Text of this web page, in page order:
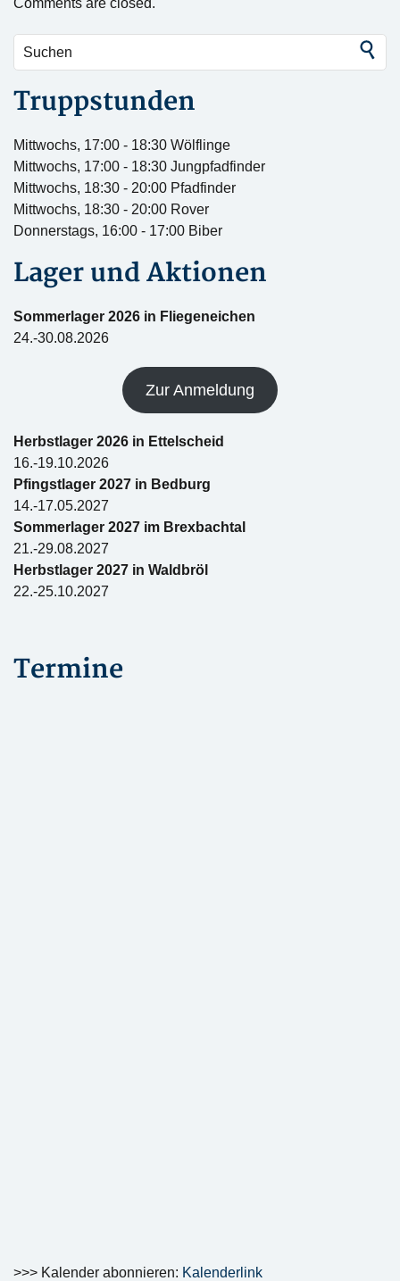
Truppstunden
Mittwochs, 17:00 - 18:30 Wölflinge
Mittwochs, 17:00 - 18:30 Jungpfadfinder
Mittwochs, 18:30 - 20:00 Pfadfinder
Mittwochs, 18:30 - 20:00 Rover
Donnerstags, 16:00 - 17:00 Biber
Lager und Aktionen
Sommerlager 2026 in Fliegeneichen
24.-30.08.2026
Zur Anmeldung
Herbstlager 2026 in Ettelscheid
16.-19.10.2026
Pfingstlager 2027 in Bedburg
14.-17.05.2027
Sommerlager 2027 im Brexbachtal
21.-29.08.2027
Herbstlager 2027 in Waldbröl
22.-25.10.2027
Termine
>>> Kalender abonnieren: Kalenderlink